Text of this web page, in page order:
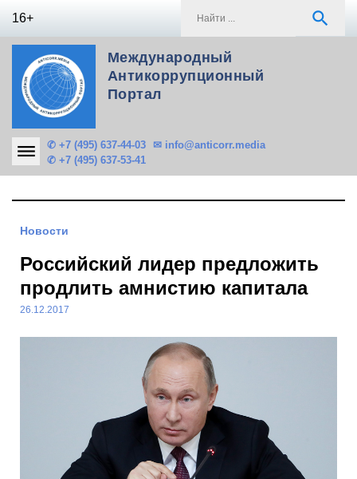
16+ search
Международный
Антикоррупционный
Портал
✆ +7 (495) 637-44-03
✆ +7 (495) 637-53-41
✉ info@anticorr.media
Новости
Российский лидер предложить
продлить амнистию капитала
26.12.2017